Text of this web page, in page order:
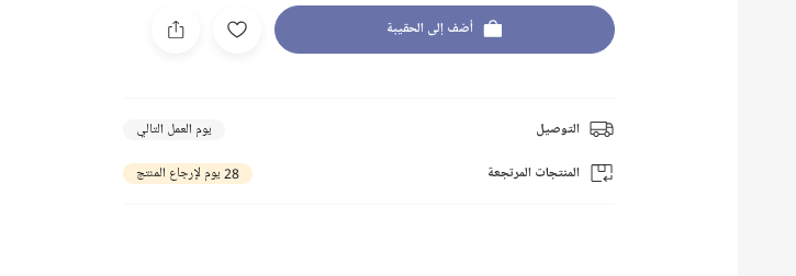
أضف إلى الحقيبة
التوصيل يوم العمل التالي
المنتجات المرتجعة 28 يوم لإرجاع المنتج